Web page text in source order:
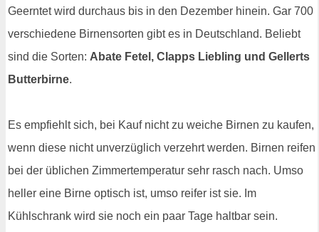
Geerntet wird durchaus bis in den Dezember hinein. Gar 700
verschiedene Birnensorten gibt es in Deutschland. Beliebt
sind die Sorten: Abate Fetel, Clapps Liebling und Gellerts
Butterbirne.
Es empfiehlt sich, bei Kauf nicht zu weiche Birnen zu kaufen,
wenn diese nicht unverzüglich verzehrt werden. Birnen reifen
bei der üblichen Zimmertemperatur sehr rasch nach. Umso
heller eine Birne optisch ist, umso reifer ist sie. Im
Kühlschrank wird sie noch ein paar Tage haltbar sein.